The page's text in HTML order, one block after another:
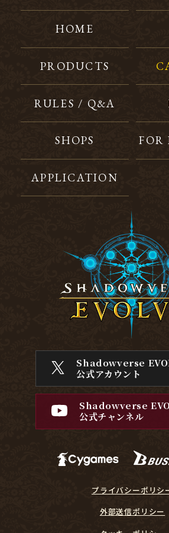
HOME
PRODUCTS
RULES / Q&A
SHOPS FOR
APPLICATION
Shadowverse
公式アカウント
Shadowverse
公式チャンネル
プライバシーポリシ
外部送信ポリシー